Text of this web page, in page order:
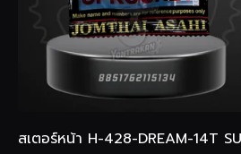
สเตอร์หน้า H-428-DREAM-14T